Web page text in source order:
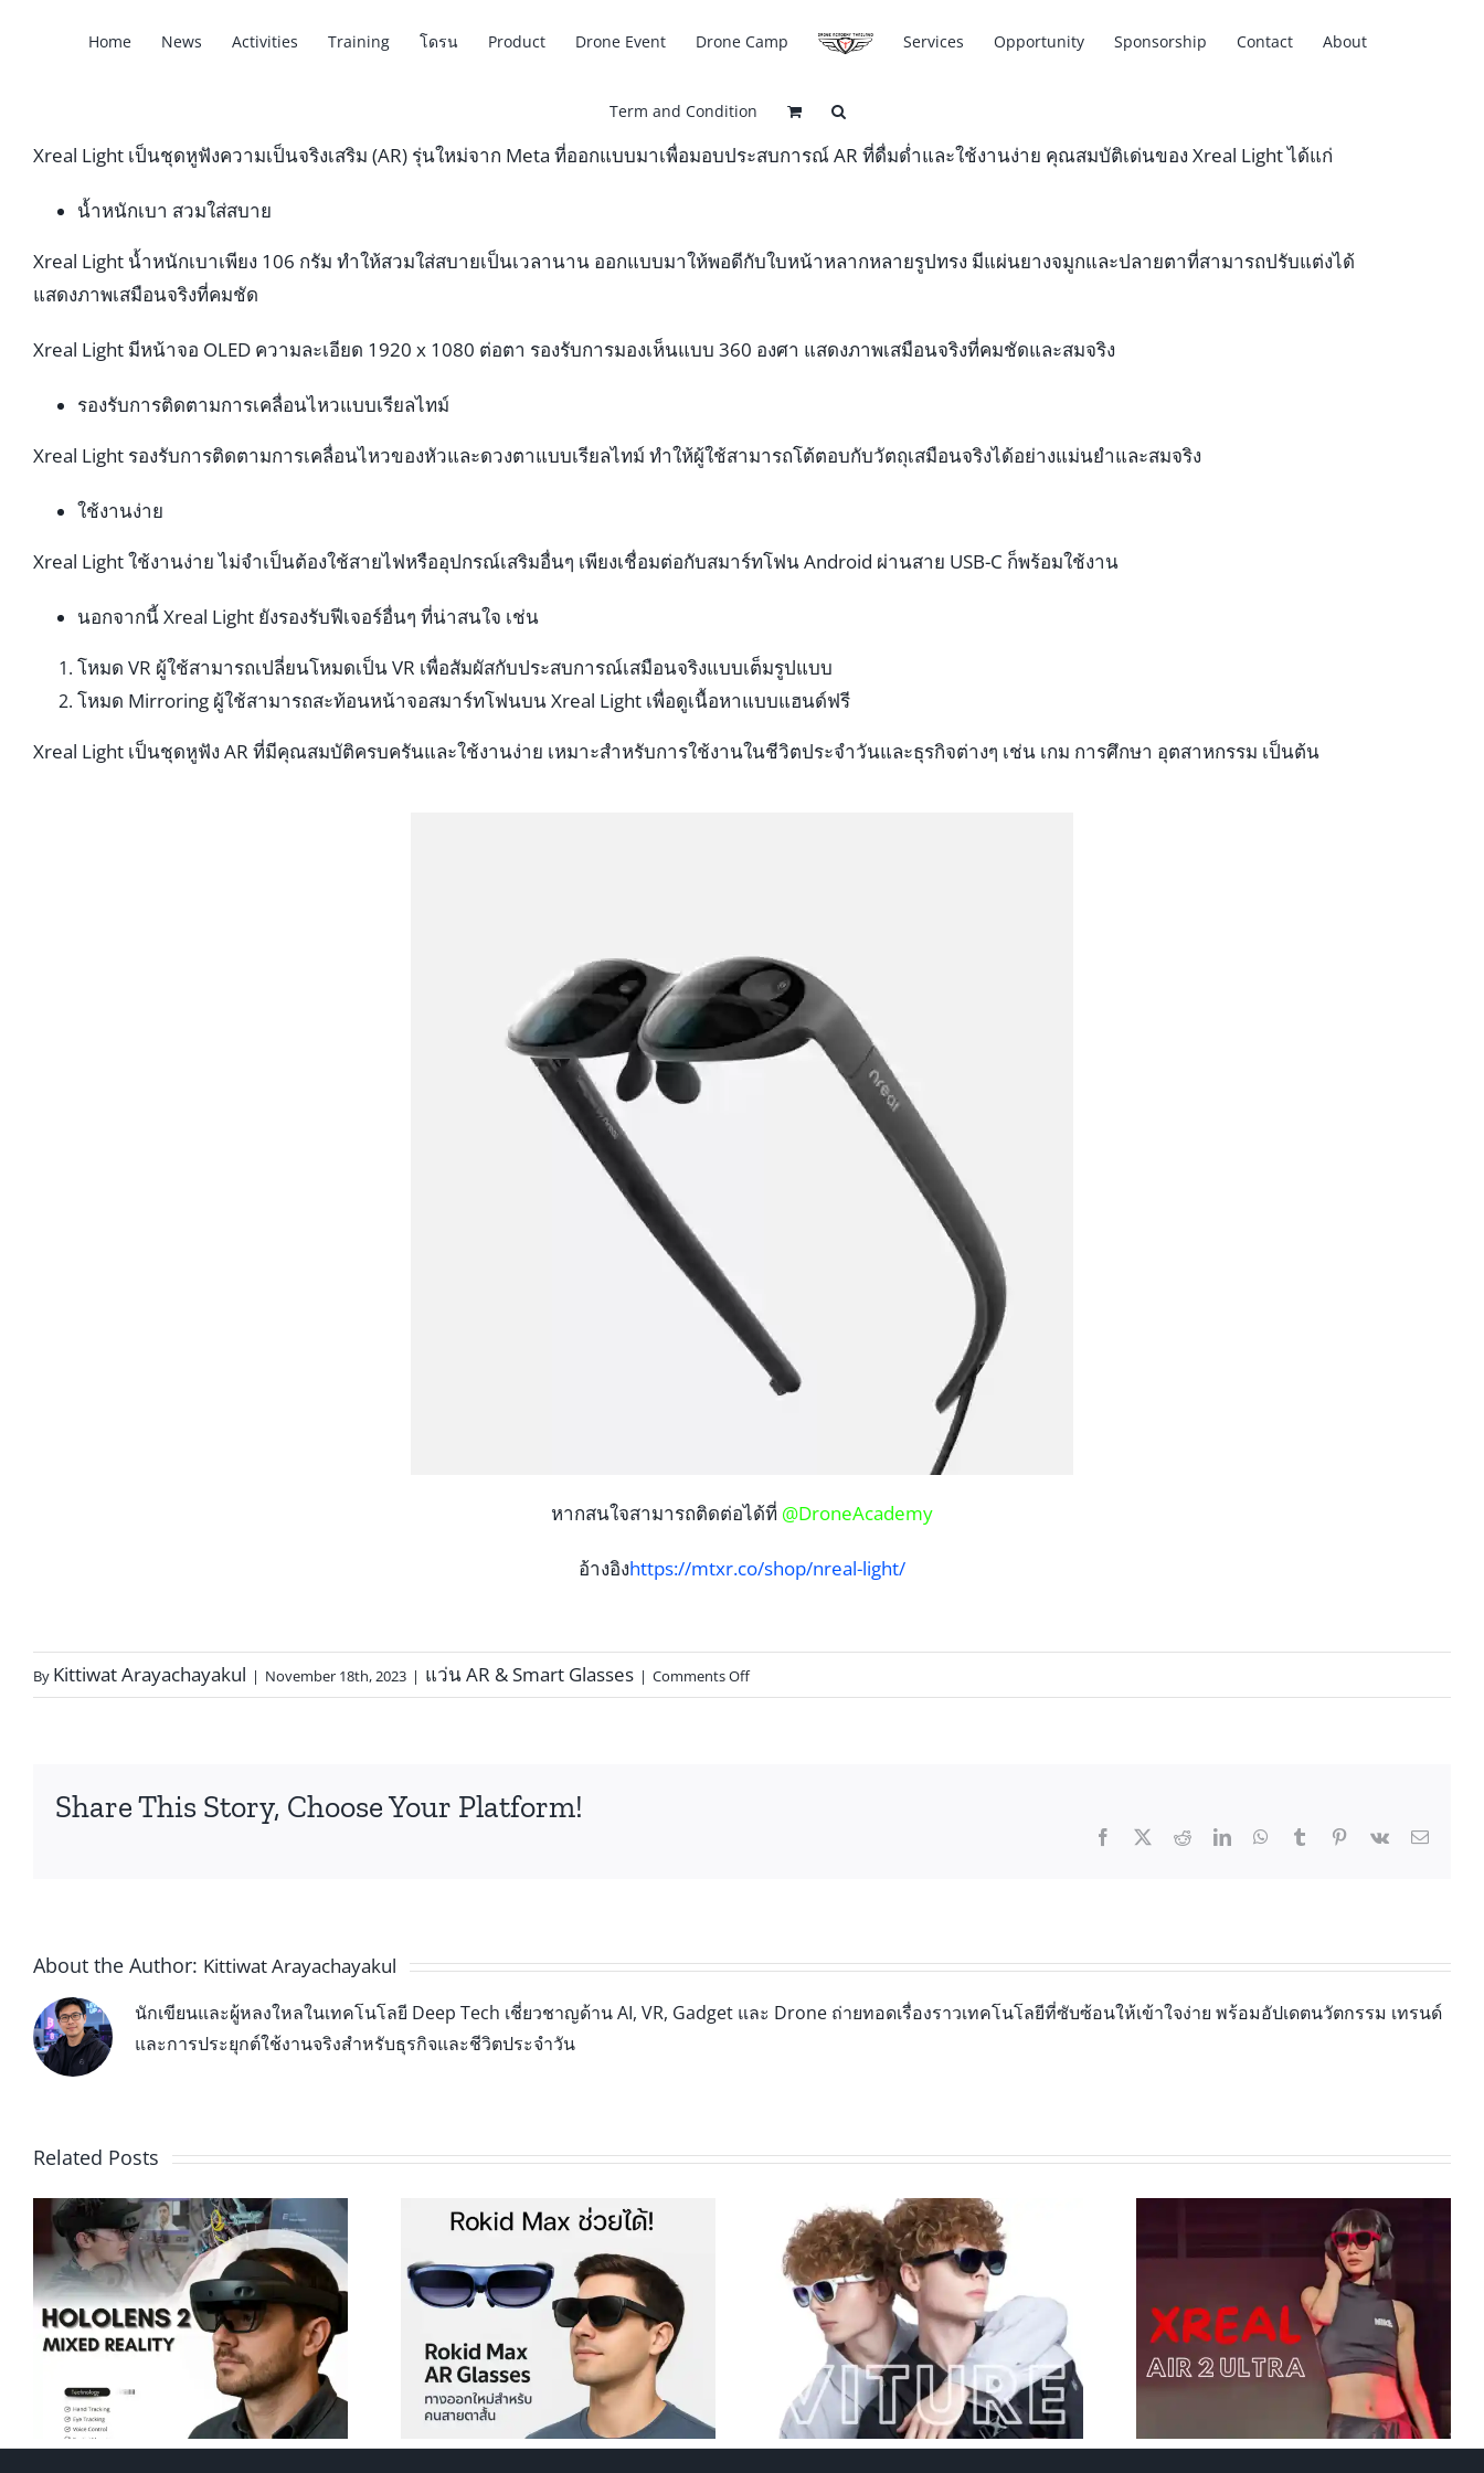
Home News Activities Training โดรน Product Drone Event Drone Camp Services Opportunity Sponsorship Contact About
Term and Condition
Xreal Light เป็นชุดหูฟังความเป็นจริงเสริม (AR) รุ่นใหม่จาก Meta ที่ออกแบบมาเพื่อมอบประสบการณ์ AR ที่ดื่มด่ำและใช้งานง่าย คุณสมบัติเด่นของ Xreal Light ได้แก่
น้ำหนักเบา สวมใส่สบาย
Xreal Light น้ำหนักเบาเพียง 106 กรัม ทำให้สวมใส่สบายเป็นเวลานาน ออกแบบมาให้พอดีกับใบหน้าหลากหลายรูปทรง มีแผ่นยางจมูกและปลายตาที่สามารถปรับแต่งได้
แสดงภาพเสมือนจริงที่คมชัด
Xreal Light มีหน้าจอ OLED ความละเอียด 1920 x 1080 ต่อตา รองรับการมองเห็นแบบ 360 องศา แสดงภาพเสมือนจริงที่คมชัดและสมจริง
รองรับการติดตามการเคลื่อนไหวแบบเรียลไทม์
Xreal Light รองรับการติดตามการเคลื่อนไหวของหัวและดวงตาแบบเรียลไทม์ ทำให้ผู้ใช้สามารถโต้ตอบกับวัตถุเสมือนจริงได้อย่างแม่นยำและสมจริง
ใช้งานง่าย
Xreal Light ใช้งานง่าย ไม่จำเป็นต้องใช้สายไฟหรืออุปกรณ์เสริมอื่นๆ เพียงเชื่อมต่อกับสมาร์ทโฟน Android ผ่านสาย USB-C ก็พร้อมใช้งาน
นอกจากนี้ Xreal Light ยังรองรับฟีเจอร์อื่นๆ ที่น่าสนใจ เช่น
โหมด VR ผู้ใช้สามารถเปลี่ยนโหมดเป็น VR เพื่อสัมผัสกับประสบการณ์เสมือนจริงแบบเต็มรูปแบบ
โหมด Mirroring ผู้ใช้สามารถสะท้อนหน้าจอสมาร์ทโฟนบน Xreal Light เพื่อดูเนื้อหาแบบแฮนด์ฟรี
Xreal Light เป็นชุดหูฟัง AR ที่มีคุณสมบัติครบครันและใช้งานง่าย เหมาะสำหรับการใช้งานในชีวิตประจำวันและธุรกิจต่างๆ เช่น เกม การศึกษา อุตสาหกรรม เป็นต้น
หากสนใจสามารถติดต่อได้ที่ @DroneAcademy
อ้างอิงhttps://mtxr.co/shop/nreal-light/
By Kittiwat Arayachayakul | November 18th, 2023 | แว่น AR & Smart Glasses | Comments Off
Share This Story, Choose Your Platform!
About the Author: Kittiwat Arayachayakul
นักเขียนและผู้หลงใหลในเทคโนโลยี Deep Tech เชี่ยวชาญด้าน AI, VR, Gadget และ Drone ถ่ายทอดเรื่องราวเทคโนโลยีที่ซับซ้อนให้เข้าใจง่าย พร้อมอัปเดตนวัตกรรม เทรนด์
และการประยุกต์ใช้งานจริงสำหรับธุรกิจและชีวิตประจำวัน
Related Posts
Rokid Max AR Glasses ทางออก
ใหม่สำหรับคนสายตาสั้น
Viture Pro vs คู่แข่ง ใครดีกว่า?
รีวิวและสเปคที่คุณต้องรู้
XREAL Air 2 Ultra vs คู่แข่ง: อัน
ไหนคุ้มค่ากว่า?
HoloLens 2: นวัตกรรม Mixed
Reality ที่เปลี่ยนโลกการทำงาน
และการเรียนรู้